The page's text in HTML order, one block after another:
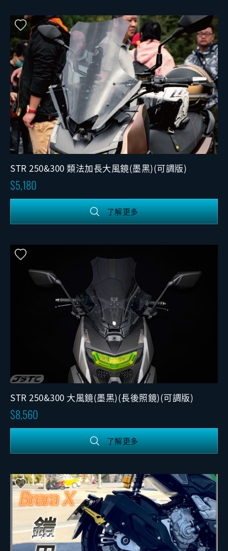
STR 250&300 類法加長大風鏡(墨黑)(可調版)
5,180
了解更多
STR 250&300 大風鏡(墨黑)(長後照鏡)(可調版)
8,560
了解更多